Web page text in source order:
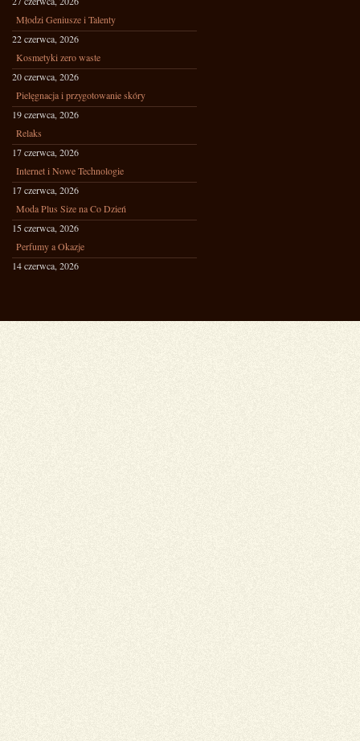
Młodzi Geniusze i Talenty
22 czerwca, 2026
Kosmetyki zero waste
20 czerwca, 2026
Pielęgnacja i przygotowanie skóry
19 czerwca, 2026
Relaks
17 czerwca, 2026
Internet i Nowe Technologie
17 czerwca, 2026
Moda Plus Size na Co Dzień
15 czerwca, 2026
Perfumy a Okazje
14 czerwca, 2026